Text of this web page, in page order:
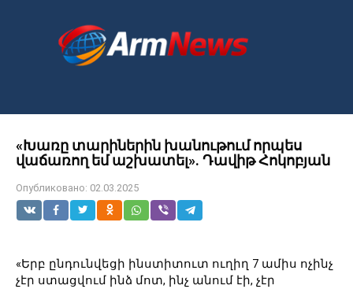
«Խառը տարիներին խանութում որպես
վաճառող եմ աշխատել». Դավիթ Հոկոբյան
Опубликовано: 02.03.2025
«Երբ ընդունվեցի ինստիտուտ ուղիղ 7 ամիս ոչինչ
չէր ստացվում ինձ մոտ, ինչ անում էի, չէր